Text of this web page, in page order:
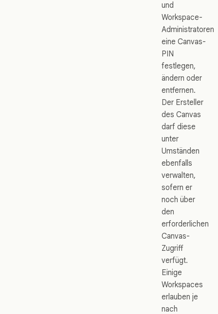
und
Workspace-
Administratoren
eine Canvas-
PIN
festlegen,
ändern oder
entfernen.
Der Ersteller
des Canvas
darf diese
unter
Umständen
ebenfalls
verwalten,
sofern er
noch über
den
erforderlichen
Canvas-
Zugriff
verfügt.
Einige
Workspaces
erlauben je
nach